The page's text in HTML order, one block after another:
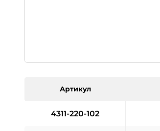
Артикул
4311-220-102